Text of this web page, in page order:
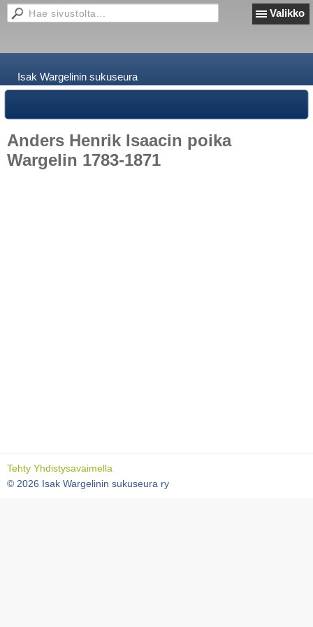
Valikko
Isak Wargelinin sukuseura
Anders Henrik Isaacin poika
Wargelin 1783-1871
Tehty Yhdistysavaimella
© 2026 Isak Wargelinin sukuseura ry